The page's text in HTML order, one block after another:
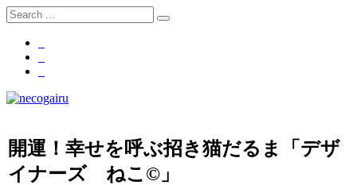
開運！幸せを呼ぶ招き猫だるま「デザ
イナーズ ねこ©」